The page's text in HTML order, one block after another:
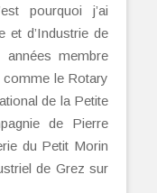
pourquoi j’ai
et d’Industrie de
membre
comme le Rotary
de la Petite
de Pierre
du Petit Morin
de Grez sur